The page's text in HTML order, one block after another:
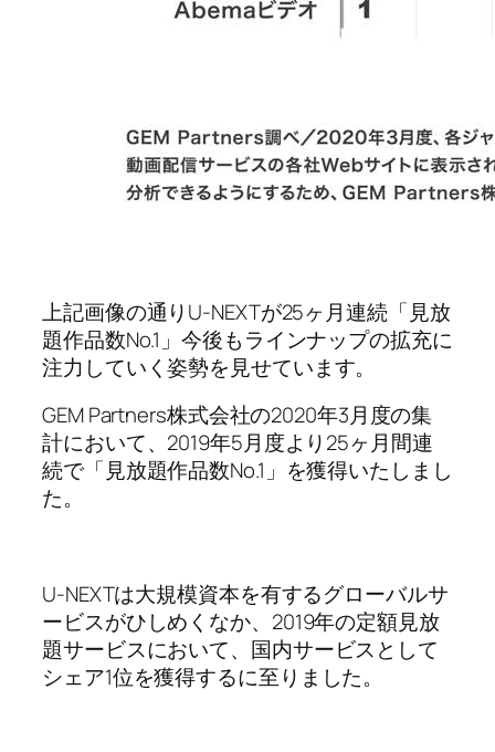
上記画像の通りU-NEXTが25ヶ月連続「見放
題作品数No.1」今後もラインナップの拡充に
注力していく姿勢を見せています。
GEM Partners株式会社の2020年3月度の集
計において、2019年5月度より25ヶ月間連
続で「見放題作品数No.1」を獲得いたしまし
た。
U-NEXTは大規模資本を有するグローバルサ
ービスがひしめくなか、2019年の定額見放
題サービスにおいて、国内サービスとして
シェア1位を獲得するに至りました。